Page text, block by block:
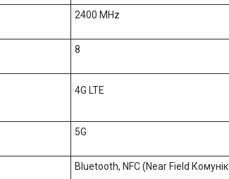
2400 MHz
8
4G LTE
5G
Bluetooth, NFC (Near Field